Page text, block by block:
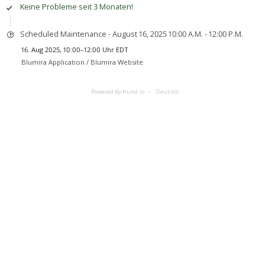
Keine Probleme seit 3 Monaten!
Scheduled Maintenance - August 16, 2025 10:00 A.M. - 12:00 P.M.
16. Aug 2025, 10:00–12:00 Uhr EDT
Blumira Application / Blumira Website
Powered By Hund.io Deutsch